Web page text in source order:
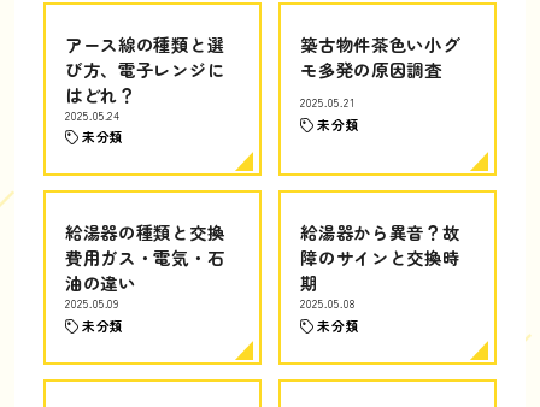
アース線の種類と選
び方、電子レンジに
はどれ？
2025.05.24
未分類
築古物件茶色い小グ
モ多発の原因調査
2025.05.21
未分類
給湯器の種類と交換
費用ガス・電気・石
油の違い
2025.05.09
未分類
給湯器から異音？故
障のサインと交換時
期
2025.05.08
未分類